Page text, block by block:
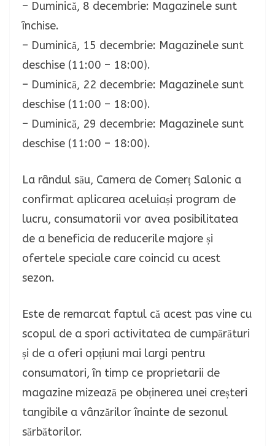
– Duminică, 8 decembrie: Magazinele sunt
închise.
– Duminică, 15 decembrie: Magazinele sunt
deschise (11:00 – 18:00).
– Duminică, 22 decembrie: Magazinele sunt
deschise (11:00 – 18:00).
– Duminică, 29 decembrie: Magazinele sunt
deschise (11:00 – 18:00).
La rândul său, Camera de Comerț Salonic a
confirmat aplicarea aceluiași program de
lucru, consumatorii vor avea posibilitatea
de a beneficia de reducerile majore și
ofertele speciale care coincid cu acest
sezon.
Este de remarcat faptul că acest pas vine cu
scopul de a spori activitatea de cumpărături
și de a oferi opțiuni mai largi pentru
consumatori, în timp ce proprietarii de
magazine mizează pe obținerea unei creșteri
tangibile a vânzărilor înainte de sezonul
sărbătorilor.